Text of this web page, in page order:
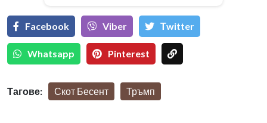
Facebook Viber Тwitter
Whatsapp Pinterest
Тагове: Скот Бесент Тръмп